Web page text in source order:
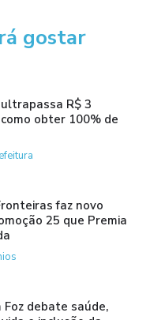
gostar
R$ 3
obter 100% de
faz novo
25 que Premia
Foz debate saúde,